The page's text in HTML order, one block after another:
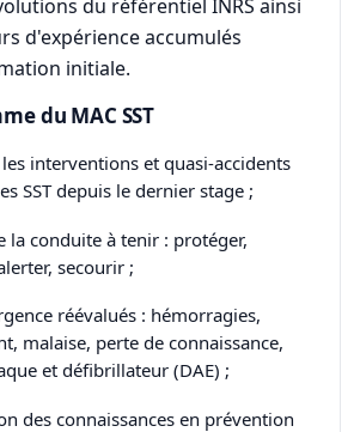
du référentiel INRS ainsi
d'expérience accumulés
initiale.
du MAC SST
interventions et quasi-accidents
SST depuis le dernier stage ;
la conduite à tenir : protéger,
secourir ;
réévalués : hémorragies,
malaise, perte de connaissance,
et défibrillateur (DAE) ;
des connaissances en prévention